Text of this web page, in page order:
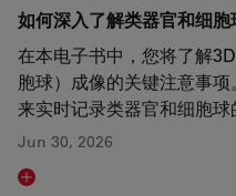
如何深入了解类器官和细胞
在本电子书中，您将了解
胞球）成像的关键注意事
来实时记录类器官和细胞球
Jun 30, 2026
Read article